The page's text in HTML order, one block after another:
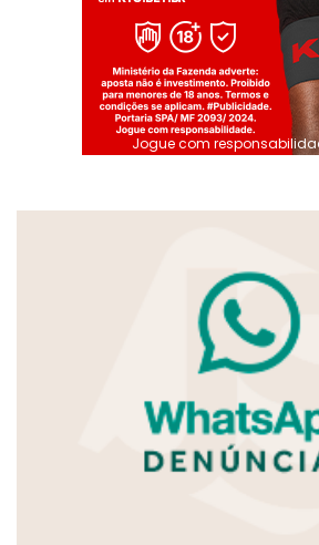
Jogue com